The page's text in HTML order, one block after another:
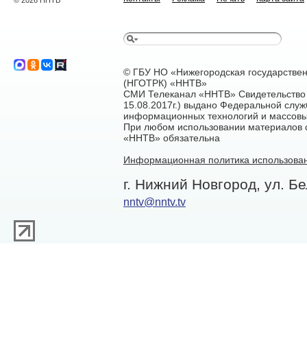
© ГБУ НО «Нижегородская
(НГОТРК) «ННТВ»
СМИ Телеканал «ННТВ»
15.08.2017г.) выдано Федеральной
информационных технологий и
При любом использовании материалов
«ННТВ» обязательна
Информационная политика
г. Нижний Новгород, ул.
nntv@nntv.tv